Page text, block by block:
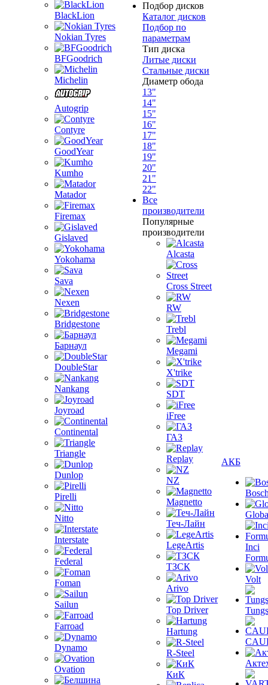
BlackLion
Nokian Tyres
BFGoodrich
Michelin
Autogrip
Contyre
GoodYear
Kumho
Matador
Firemax
Gislaved
Yokohama
Sava
Nexen
Bridgestone
Барнаул
DoubleStar
Nankang
Joyroad
Continental
Triangle
Dunlop
Pirelli
Nitto
Interstate
Federal
Foman
Sailun
Farroad
Dynamo
Ovation
Подбор дисков
Каталог дисков
Подбор по
параметрам
Тип диска
Литые диски
Стальные диски
Диаметр обода
13"
14"
15"
16"
17"
18"
19"
20"
21"
22"
Все
производители
Популярные
производители
Alcasta
Cross Street
RW
Trebl
Megami
X'trike
SDT
iFree
ГАЗ
Replay
NZ
Magnetto
Теч-Лайн
LegeArtis
ТЗСК
Arivo
Top Driver
Hartung
R-Steel
КиК
АКБ
Inci
Volt